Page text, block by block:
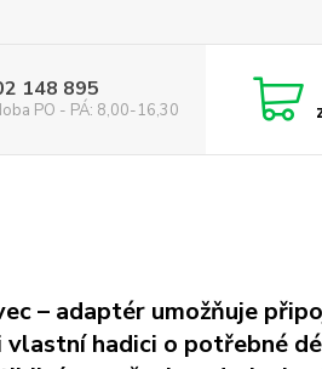
148 895
PO - PÁ: 8,00-16,30
– adaptér umožňuje
vlastní hadici o potřebné